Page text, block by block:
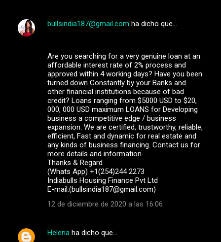
bullsindia187@gmail.com ha dicho que…
Are you searching for a very genuine loan at an
affordable interest rate of 2% process and
approved within 4 working days? Have you been
turned down Constantly by your Banks and
other financial institutions because of bad
credit? Loans ranging from $5000 USD to $20,
000, 000 USD maximum LOANS for Developing
business a competitive edge / business
expansion. We are certified, trustworthy, reliable,
efficient, Fast and dynamic for real estate and
any kinds of business financing. Contact us for
more details and information.
Thanks & Regard
(Whats App) +1(254)244 2273
Indiabulls Housing Finance Pvt Ltd
E-mail:(bullsindia187@gmail.com)
12 de diciembre de 2020 a las 16:06
Helena ha dicho que…